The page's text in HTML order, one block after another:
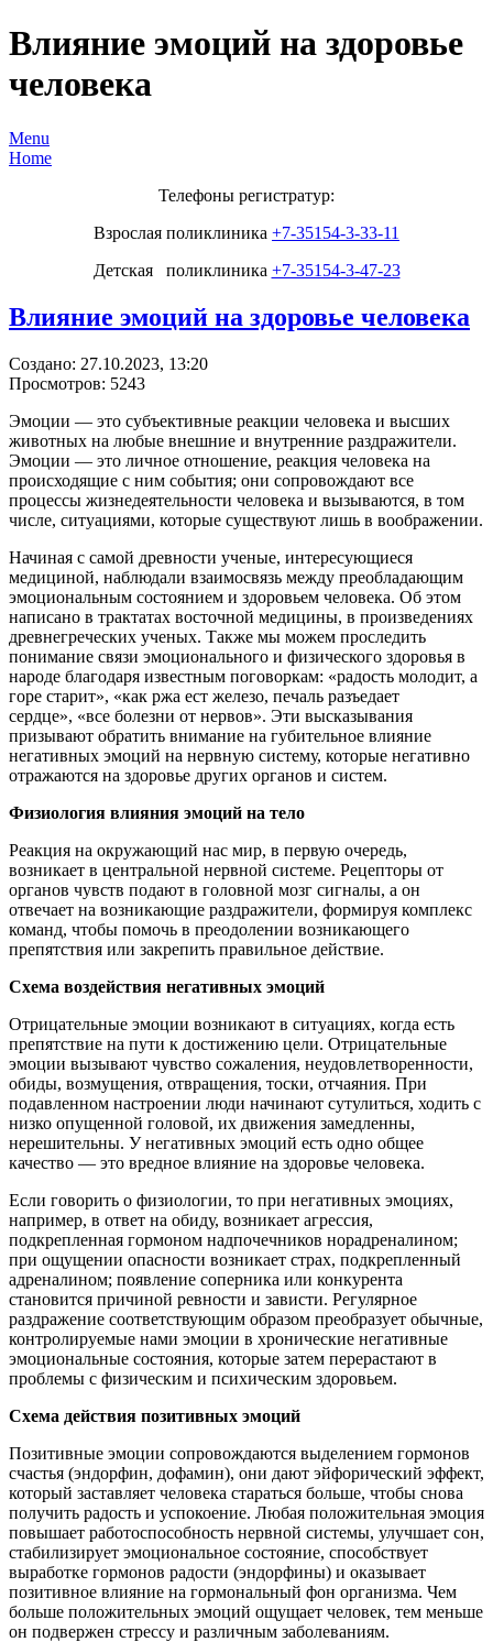
Влияние эмоций на здоровье
человека
Menu
Home
Телефоны регистратур:
Взрослая поликлиника +7-35154-3-33-11
Детская поликлиника +7-35154-3-47-23
Влияние эмоций на здоровье человека
Создано: 27.10.2023, 13:20
Просмотров: 5243
Эмоции — это субъективные реакции человека и высших
животных на любые внешние и внутренние раздражители.
Эмоции — это личное отношение, реакция человека на
происходящие с ним события; они сопровождают все
процессы жизнедеятельности человека и вызываются, в том
числе, ситуациями, которые существуют лишь в воображении.
Начиная с самой древности ученые, интересующиеся
медициной, наблюдали взаимосвязь между преобладающим
эмоциональным состоянием и здоровьем человека. Об этом
написано в трактатах восточной медицины, в произведениях
древнегреческих ученых. Также мы можем проследить
понимание связи эмоционального и физического здоровья в
народе благодаря известным поговоркам: «радость молодит, а
горе старит», «как ржа ест железо, печаль разъедает
сердце», «все болезни от нервов». Эти высказывания
призывают обратить внимание на губительное влияние
негативных эмоций на нервную систему, которые негативно
отражаются на здоровье других органов и систем.
Физиология влияния эмоций на тело
Реакция на окружающий нас мир, в первую очередь,
возникает в центральной нервной системе. Рецепторы от
органов чувств подают в головной мозг сигналы, а он
отвечает на возникающие раздражители, формируя комплекс
команд, чтобы помочь в преодолении возникающего
препятствия или закрепить правильное действие.
Схема воздействия негативных эмоций
Отрицательные эмоции возникают в ситуациях, когда есть
препятствие на пути к достижению цели. Отрицательные
эмоции вызывают чувство сожаления, неудовлетворенности,
обиды, возмущения, отвращения, тоски, отчаяния. При
подавленном настроении люди начинают сутулиться, ходить с
низко опущенной головой, их движения замедленны,
нерешительны. У негативных эмоций есть одно общее
качество — это вредное влияние на здоровье человека.
Если говорить о физиологии, то при негативных эмоциях,
например, в ответ на обиду, возникает агрессия,
подкрепленная гормоном надпочечников норадреналином;
при ощущении опасности возникает страх, подкрепленный
адреналином; появление соперника или конкурента
становится причиной ревности и зависти. Регулярное
раздражение соответствующим образом преобразует обычные,
контролируемые нами эмоции в хронические негативные
эмоциональные состояния, которые затем перерастают в
проблемы с физическим и психическим здоровьем.
Схема действия позитивных эмоций
Позитивные эмоции сопровождаются выделением гормонов
счастья (эндорфин, дофамин), они дают эйфорический эффект,
который заставляет человека стараться больше, чтобы снова
получить радость и успокоение. Любая положительная эмоция
повышает работоспособность нервной системы, улучшает сон,
стабилизирует эмоциональное состояние, способствует
выработке гормонов радости (эндорфины) и оказывает
позитивное влияние на гормональный фон организма. Чем
больше положительных эмоций ощущает человек, тем меньше
он подвержен стрессу и различным заболеваниям.